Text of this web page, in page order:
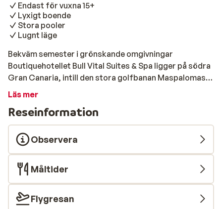
Endast för vuxna 15+
Lyxigt boende
Stora pooler
Lugnt läge
Bekväm semester i grönskande omgivningar
Boutiquehotellet Bull Vital Suites & Spa ligger på södra
Gran Canaria, intill den stora golfbanan Maspalomas.
Detta semesterboende är en perfekt bas för en
den varma solen, de många faciliteterna och de trevliga
butikerna och restaurangerna i omedelbar närhet.
Strand & pool Ta ett uppfriskande dopp i en av
poolerna och koppla av på en solstol, poolbaren finns
nära tillhands om du skulle bli sugen på något gott att
dricka. Vill du njuta av ett svalkande havsbad och känna
den sköna havsbrisen ligger den närmsta stranden ca
3500 meter från ditt hotell. Mat & dryck Beställ läckra
Läs mer
Reseinformation
Observera
Måltider
Flygresan